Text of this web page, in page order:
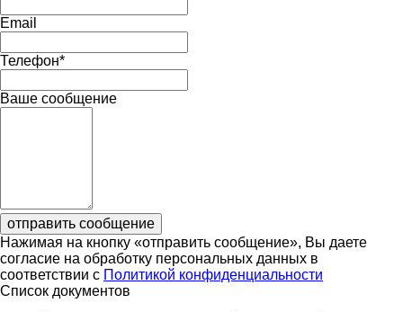
Email
Телефон*
Ваше сообщение
отправить сообщение
Нажимая на кнопку «отправить сообщение», Вы даете
согласие на обработку персональных данных в
соответствии с Политикой конфиденциальности
Список документов